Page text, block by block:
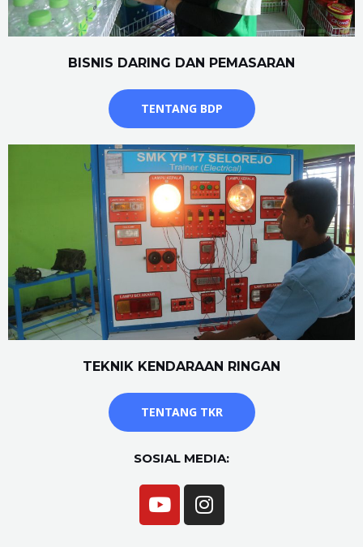
BISNIS DARING DAN PEMASARAN
TENTANG BDP
TEKNIK KENDARAAN RINGAN
TENTANG TKR
SOSIAL MEDIA: